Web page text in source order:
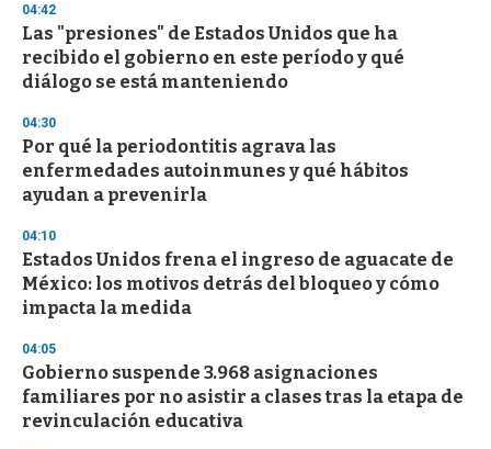
d
s
o
f
3
s
e
c
o
n
04:42
Las "presiones" de Estados Unidos que ha
recibido el gobierno en este período y qué
diálogo se está manteniendo
04:30
Por qué la periodontitis agrava las
enfermedades autoinmunes y qué hábitos
ayudan a prevenirla
04:10
Estados Unidos frena el ingreso de aguacate de
México: los motivos detrás del bloqueo y cómo
impacta la medida
04:05
Gobierno suspende 3.968 asignaciones
familiares por no asistir a clases tras la etapa de
revinculación educativa